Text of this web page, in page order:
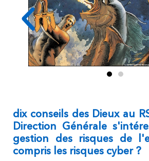
dix conseils des Dieux au
Direction Générale
gestion des risques de
compris les risques cyber ?